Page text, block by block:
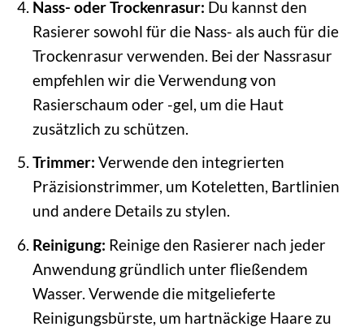
Nass- oder Trockenrasur: Du kannst den
Rasierer sowohl für die Nass- als auch für die
Trockenrasur verwenden. Bei der Nassrasur
empfehlen wir die Verwendung von
Rasierschaum oder -gel, um die Haut
zusätzlich zu schützen.
Trimmer: Verwende den integrierten
Präzisionstrimmer, um Koteletten, Bartlinien
und andere Details zu stylen.
Reinigung: Reinige den Rasierer nach jeder
Anwendung gründlich unter fließendem
Wasser. Verwende die mitgelieferte
Reinigungsbürste, um hartnäckige Haare zu